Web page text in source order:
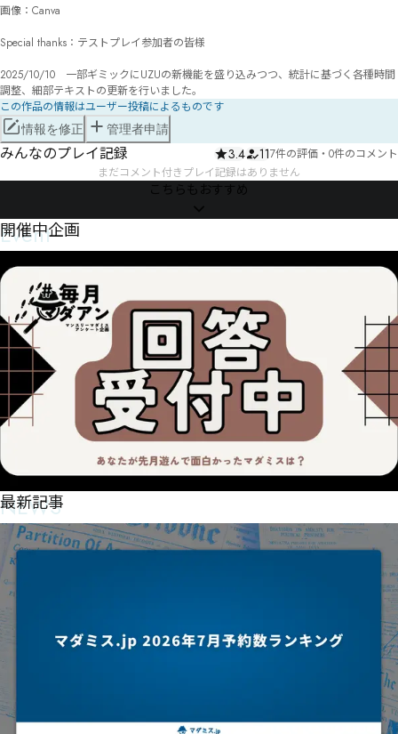
画像：Canva
Special thanks：テストプレイ参加者の皆様
2025/10/10　一部ギミックにUZUの新機能を盛り込みつつ、統計に基づく各種時間
調整、細部テキストの更新を行いました。
この作品の情報はユーザー投稿によるものです
情報を修正 管理者申請
みんなのプレイ記録 3.4 117件の評価 ・ 0件のコメント
まだコメント付きプレイ記録はありません
こちらもおすすめ
Event
開催中企画
NEWS
最新記事